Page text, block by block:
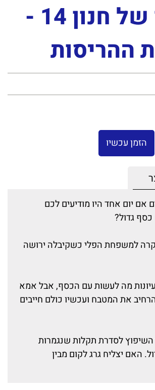
יומנו של חנון 14 -
ההריסות
הזמן עכשיו
אם יום אחד היו מודיעים לכם
גדול?
למשפחת הפלי כשקיבלה ירושה
מה לעשות עם הכסף, אבל אמא
את המטבח ועכשיו כולם חייבים
לסדרת תקלות שנגמרות
האם יצליח גרג לקום מבין